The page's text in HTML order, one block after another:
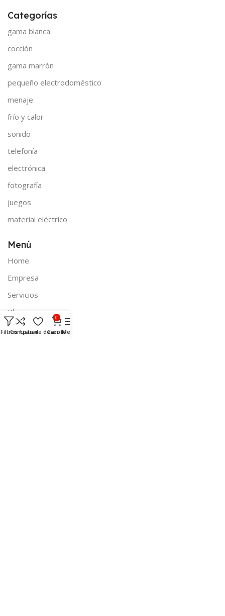
Categorías
gama blanca
cocción
gama marrón
pequeño electrodoméstico
menaje
frío y calor
sonido
telefonía
electrónica
fotografía
juegos
material eléctrico
Menú
Home
Empresa
Servicios
Blog
Contacto
FiltrosComparar
Lista de deseos
0
CarritoMenú